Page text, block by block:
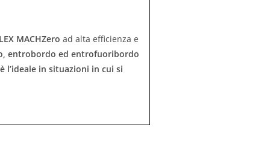
MACHZero ad alta efficienza e
entrobordo ed entrofuoribordo
l’ideale in situazioni in cui si